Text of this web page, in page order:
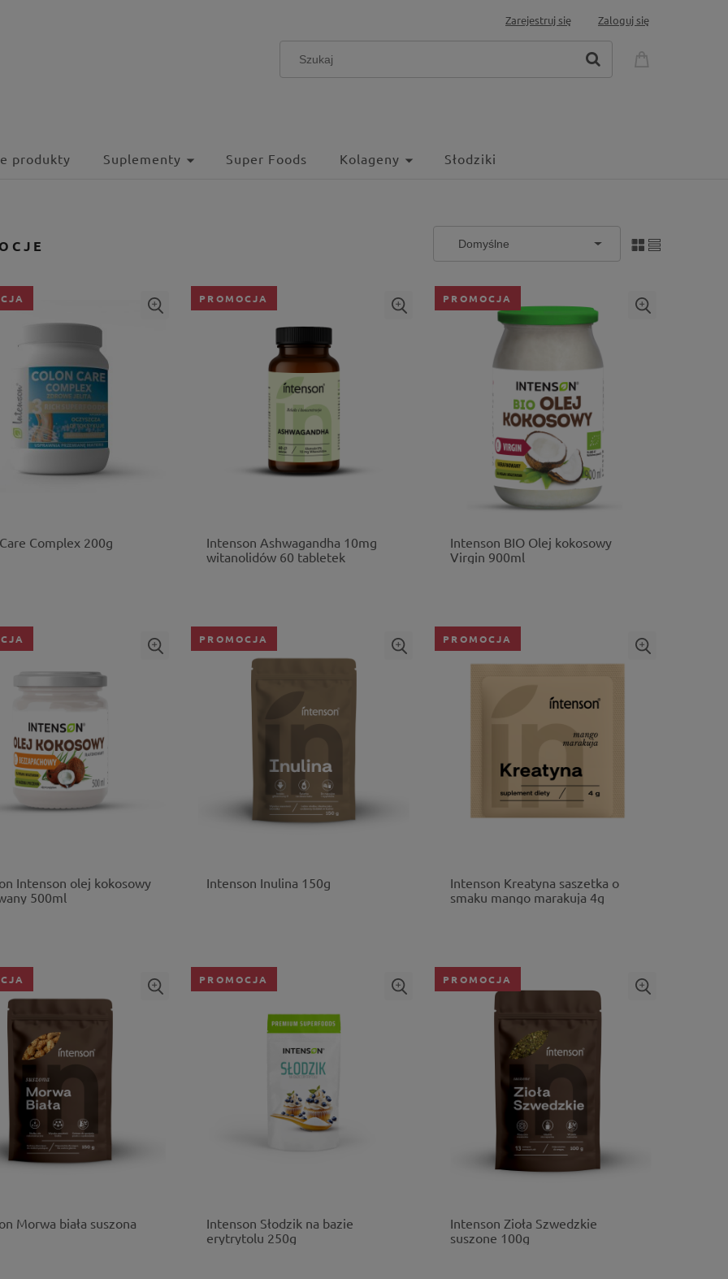
Zarejestruj się Zaloguj się
produkty Suplementy Super Foods Kolageny Słodziki
Complex 200g
Intenson Ashwagandha 10mg
witanolidów 60 tabletek
PROMOCJA
Intenson BIO Olej kokosowy
Virgin 900ml
PROMOCJA
Intenson olej kokosowy
500ml
Intenson Inulina 150g
PROMOCJA
Intenson Kreatyna saszetka o
smaku mango marakuja 4g
PROMOCJA
Morwa biała suszona
Intenson Słodzik na bazie
erytrytolu 250g
PROMOCJA
Intenson Zioła Szwedzkie
suszone 100g
PROMOCJA